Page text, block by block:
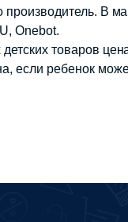
производитель. В
Onebot.
товаров
если ребенок